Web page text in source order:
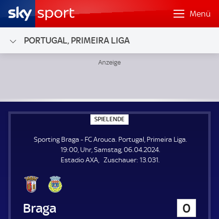
Menü
PORTUGAL, PRIMEIRA LIGA
SPIELENDE
P
E
L
E
N
Sporting Braga - FC Arouca. Portugal, Primeira Liga.
19:00, Uhr, Samstag, 06.04.2024.
Estadio AXA
Zuschauer: Z
13.031.
Sporting Braga
0